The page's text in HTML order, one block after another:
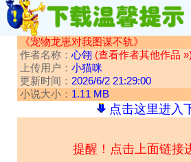
《宠物龙崽对我图谋不轨》
作者名称： 心翎 (查看作者其他作品 »)
上传用户： 小猫咪
更新时间： 2026/6/2 21:29:00
小说大小： 1.11 MB
点击这里进入
提醒！点击上面链接